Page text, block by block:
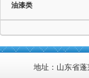
油漆类
地址：山东省